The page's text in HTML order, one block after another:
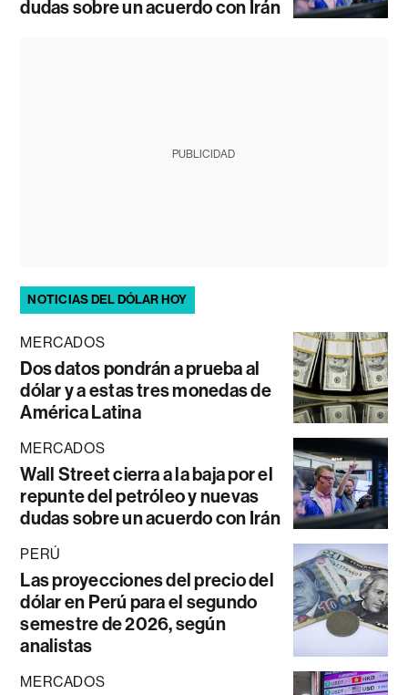
dudas sobre un acuerdo con Irán
PUBLICIDAD
NOTICIAS DEL DÓLAR HOY
MERCADOS
Dos datos pondrán a prueba al
dólar y a estas tres monedas de
América Latina
MERCADOS
Wall Street cierra a la baja por el
repunte del petróleo y nuevas
dudas sobre un acuerdo con Irán
PERÚ
Las proyecciones del precio del
dólar en Perú para el segundo
semestre de 2026, según
analistas
MERCADOS